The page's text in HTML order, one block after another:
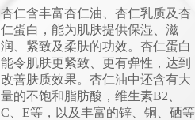
杏仁含丰富杏仁油、杏仁乳质及杏
仁蛋白，能为肌肤提供保湿、滋
润、紧致及柔肤的功效。杏仁蛋白
能令肌肤更紧致、更有弹性，达到
改善肤质效果。杏仁油中还含有大
量的不饱和脂肪酸，维生素B2、
C、E等，以及丰富的锌、铜、硒等